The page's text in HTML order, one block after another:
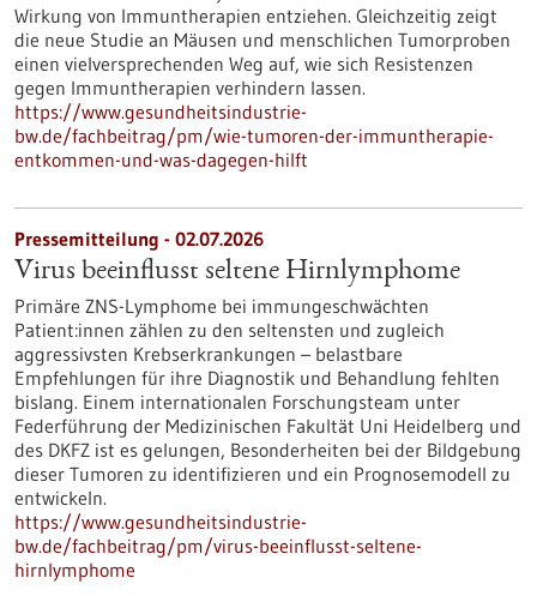
Wirkung von Immuntherapien entziehen. Gleichzeitig zeigt
die neue Studie an Mäusen und menschlichen Tumorproben
einen vielversprechenden Weg auf, wie sich Resistenzen
gegen Immuntherapien verhindern lassen.
https://www.gesundheitsindustrie-
bw.de/fachbeitrag/pm/wie-tumoren-der-immuntherapie-
entkommen-und-was-dagegen-hilft
Pressemitteilung - 02.07.2026
Virus beeinflusst seltene Hirnlymphome
Primäre ZNS-Lymphome bei immungeschwächten
Patient:innen zählen zu den seltensten und zugleich
aggressivsten Krebserkrankungen – belastbare
Empfehlungen für ihre Diagnostik und Behandlung fehlten
bislang. Einem internationalen Forschungsteam unter
Federführung der Medizinischen Fakultät Uni Heidelberg und
des DKFZ ist es gelungen, Besonderheiten bei der Bildgebung
dieser Tumoren zu identifizieren und ein Prognosemodell zu
entwickeln.
https://www.gesundheitsindustrie-
bw.de/fachbeitrag/pm/virus-beeinflusst-seltene-
hirnlymphome